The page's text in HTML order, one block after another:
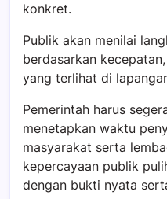
konkret.
Publik akan menilai
berdasarkan
yang terlihat di
Pemerintah harus
menetapkan waktu
masyarakat serta
kepercayaan publik
dengan bukti nyata